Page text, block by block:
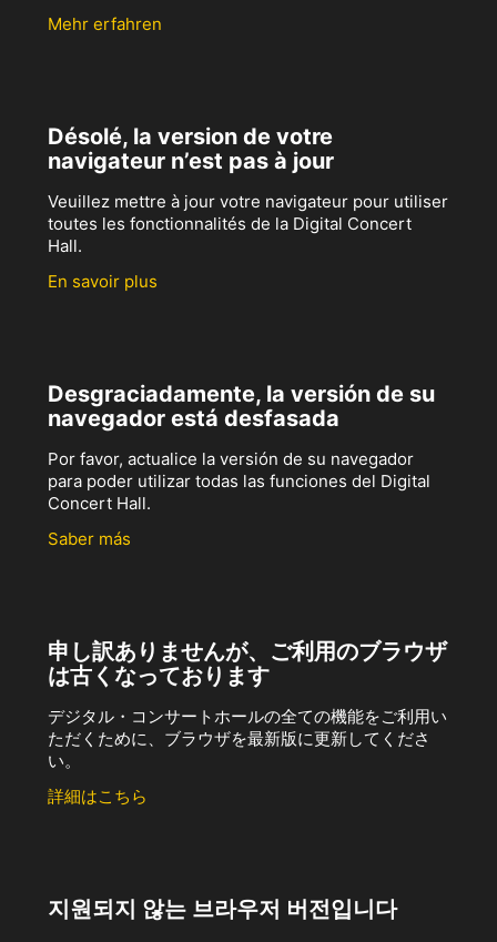
Mehr erfahren
Désolé, la version de votre
navigateur n’est pas à jour
Veuillez mettre à jour votre navigateur pour utiliser
toutes les fonctionnalités de la Digital Concert
Hall.
En savoir plus
Desgraciadamente, la versión de su
navegador está desfasada
Por favor, actualice la versión de su navegador
para poder utilizar todas las funciones del Digital
Concert Hall.
Saber más
申し訳ありませんが、ご利用のブラウザ
は古くなっております
デジタル・コンサートホールの全ての機能をご利用い
ただくために、ブラウザを最新版に更新してくださ
い。
詳細はこちら
지원되지 않는 브라우저 버전입니다